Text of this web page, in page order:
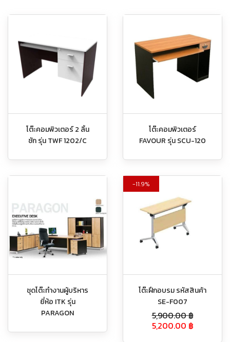
โต๊ะคอมพิวเตอร์ 2 ลิ้น
ชัก รุ่น TWF 1202/C
โต๊ะคอมพิวเตอร์
FAVOUR รุ่น SCU-120
ชุดโต๊ะทำงานผู้บริหาร
ยี่ห้อ ITK รุ่น
PARAGON
11.9%
โต๊ะฝึกอบรม รหัสสินค้า
SE-F007
5,900.00฿
5,200.00 ฿